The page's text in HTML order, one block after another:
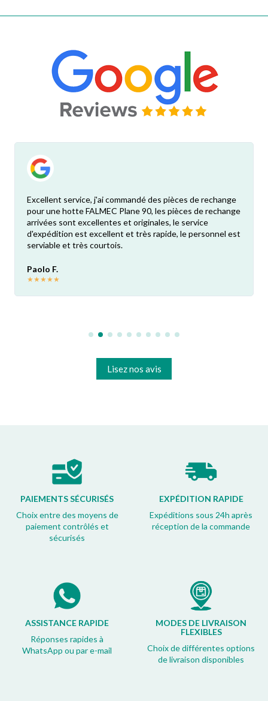
Excellent service, j'ai commandé des pièces de rechange
pour une hotte FALMEC Plane 90, les pièces de rechange
arrivées sont excellentes et originales, le service
d'expédition est excellent et très rapide, le personnel est
serviable et très courtois.
Paolo F.
★★★★★
Lisez nos avis
PAIEMENTS SÉCURISÉS
Choix entre des moyens de
paiement contrôlés et
sécurisés
EXPÉDITION RAPIDE
Expéditions sous 24h après
réception de la commande
ASSISTANCE RAPIDE
Réponses rapides à
WhatsApp ou par e-mail
MODES DE LIVRAISON
FLEXIBLES
Choix de différentes options
de livraison disponibles